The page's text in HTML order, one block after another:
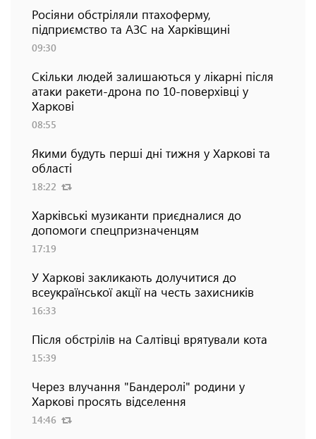
Росіяни обстріляли птахоферму,
підприємство та АЗС на Харківщині
09:30
Скільки людей залишаються у лікарні після
атаки ракети-дрона по 10-поверхівці у
Харкові
08:55
Якими будуть перші дні тижня у Харкові та
області
18:22
Харківські музиканти приєдналися до
допомоги спецпризначенцям
17:19
У Харкові закликають долучитися до
всеукраїнської акції на честь захисників
16:33
Після обстрілів на Салтівці врятували кота
15:39
Через влучання "Бандеролі" родини у
Харкові просять відселення
14:46